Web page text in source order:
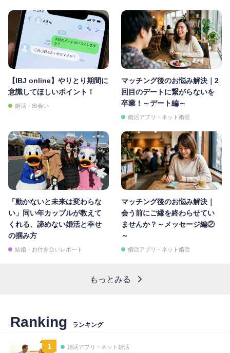
【IBJ online】やりとり期間に
意識してほしいポイント！
婚活・出会い
マッチング後のお悩み解決｜2
回目のデートに繋がらないを
卒業！～デート編～
婚活アプリ・ネット婚活
「動かないと未来は変わらな
い」同い年カップルが教えて
くれる、諦めない婚活と幸せ
の掴み方
結婚・お付き合いレポート
マッチング後のお悩み解決｜
会う前にご縁を終わらせてい
ませんか？～メッセージ編②
～
婚活アプリ・ネット婚活
もっとみる
Ranking ランキング
1 婚活アプリ・ネット婚活